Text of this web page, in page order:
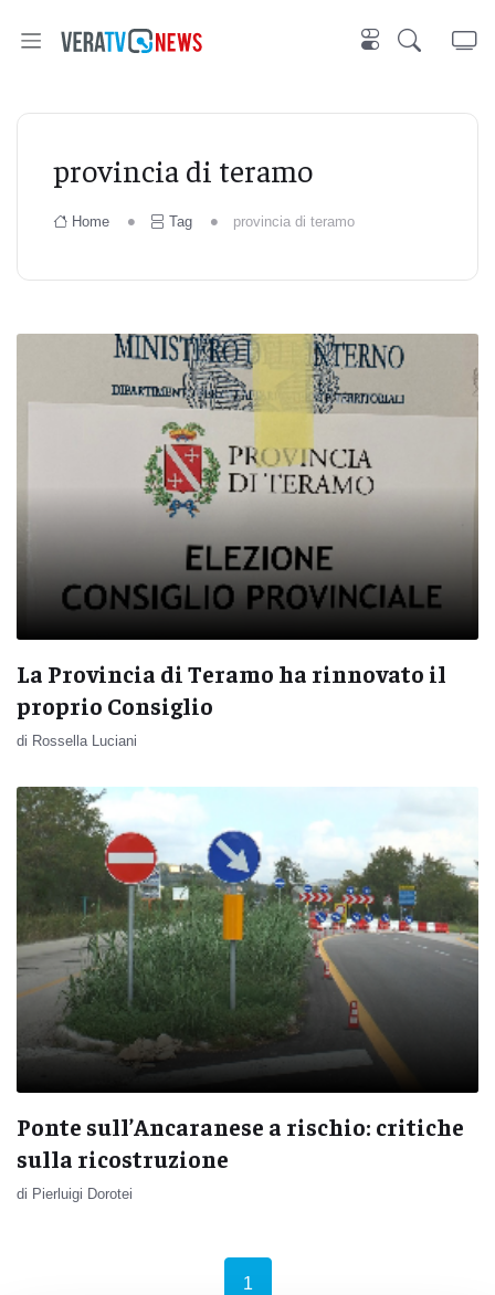
provincia di teramo
Home Tag provincia di teramo
La Provincia di Teramo ha rinnovato il
proprio Consiglio
di Rossella Luciani
Ponte sull’Ancaranese a rischio: critiche
sulla ricostruzione
di Pierluigi Dorotei
1